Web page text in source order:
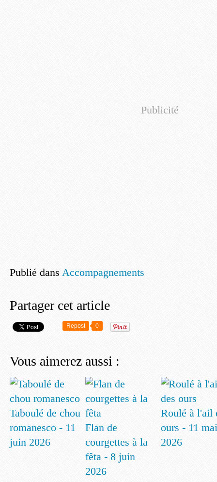
Publicité
Publié dans Accompagnements
Partager cet article
Repost 0
Vous aimerez aussi :
Taboulé de chou
romanesco - 11
juin 2026
Flan de
courgettes à la
fêta - 8 juin
2026
Roulé à l'ail
ours - 11 mai
2026